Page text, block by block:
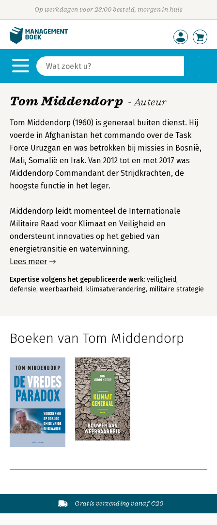
Op werkdagen voor 23:00 besteld, morgen in huis
Tom Middendorp - Auteur
Tom Middendorp (1960) is generaal buiten dienst. Hij
voerde in Afghanistan het commando over de Task
Force Uruzgan en was betrokken bij missies in Bosnië,
Mali, Somalië en Irak. Van 2012 tot en met 2017 was
Middendorp Commandant der Strijdkrachten, de
hoogste functie in het leger.
Middendorp leidt momenteel de Internationale
Militaire Raad voor Klimaat en Veiligheid en
ondersteunt innovaties op het gebied van
energietransitie en waterwinning.
Lees meer
Expertise volgens het gepubliceerde werk: veiligheid,
defensie, weerbaarheid, klimaatverandering, militaire strategie
Boeken van Tom Middendorp
Gratis verzending vanaf €20